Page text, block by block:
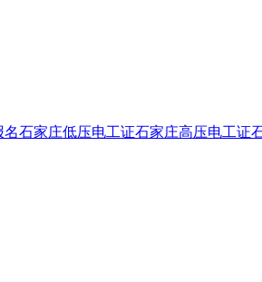
名石家庄低压电工证石家庄高压电工证